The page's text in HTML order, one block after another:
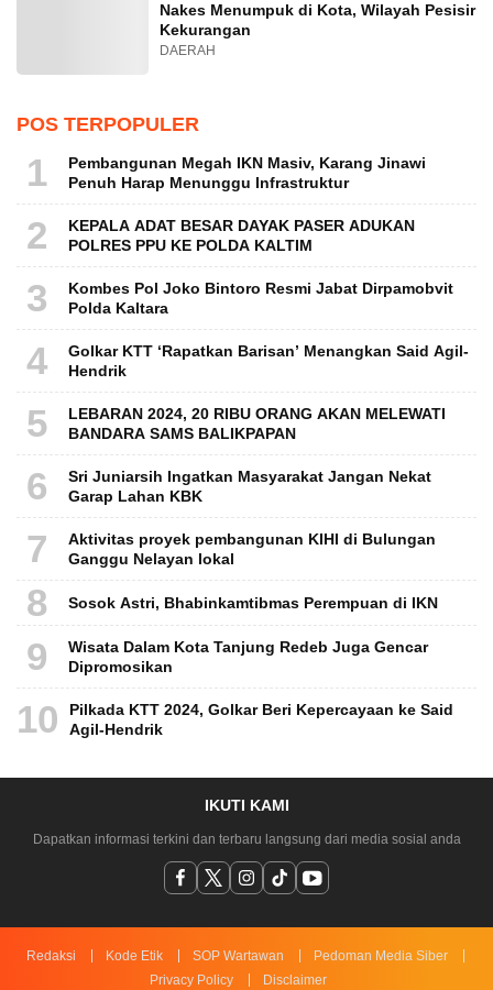
Nakes Menumpuk di Kota, Wilayah Pesisir
Kekurangan
DAERAH
POS TERPOPULER
1
Pembangunan Megah IKN Masiv, Karang Jinawi
Penuh Harap Menunggu Infrastruktur
2
KEPALA ADAT BESAR DAYAK PASER ADUKAN
POLRES PPU KE POLDA KALTIM
3
Kombes Pol Joko Bintoro Resmi Jabat Dirpamobvit
Polda Kaltara
4
Golkar KTT ‘Rapatkan Barisan’ Menangkan Said Agil-
Hendrik
5
LEBARAN 2024, 20 RIBU ORANG AKAN MELEWATI
BANDARA SAMS BALIKPAPAN
6
Sri Juniarsih Ingatkan Masyarakat Jangan Nekat
Garap Lahan KBK
7
Aktivitas proyek pembangunan KIHI di Bulungan
Ganggu Nelayan lokal
8 Sosok Astri, Bhabinkamtibmas Perempuan di IKN
9
Wisata Dalam Kota Tanjung Redeb Juga Gencar
Dipromosikan
10
Pilkada KTT 2024, Golkar Beri Kepercayaan ke Said
Agil-Hendrik
IKUTI KAMI
Dapatkan informasi terkini dan terbaru langsung dari media sosial anda
Redaksi Kode Etik SOP Wartawan
Pedoman Media Siber
Privacy Policy
Disclaimer